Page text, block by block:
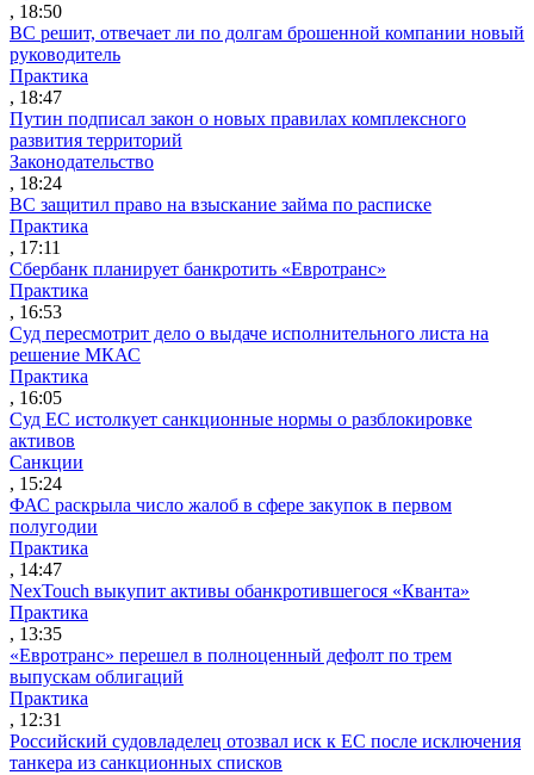
, 18:50
ВС решит, отвечает ли по долгам брошенной компании новый
руководитель
Практика
, 18:47
Путин подписал закон о новых правилах комплексного
развития территорий
Законодательство
, 18:24
ВС защитил право на взыскание займа по расписке
Практика
, 17:11
Сбербанк планирует банкротить «Евротранс»
Практика
, 16:53
Суд пересмотрит дело о выдаче исполнительного листа на
решение МКАС
Практика
, 16:05
Суд ЕС истолкует санкционные нормы о разблокировке
активов
Санкции
, 15:24
ФАС раскрыла число жалоб в сфере закупок в первом
полугодии
Практика
, 14:47
NexTouch выкупит активы обанкротившегося «Кванта»
Практика
, 13:35
«Евротранс» перешел в полноценный дефолт по трем
выпускам облигаций
Практика
, 12:31
Российский судовладелец отозвал иск к ЕС после исключения
танкера из санкционных списков